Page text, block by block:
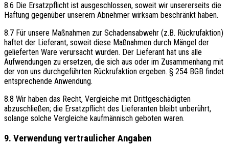
8.6 Die Ersatzpflicht ist ausgeschlossen, soweit wir unsererseits die
Haftung gegenüber unserem Abnehmer wirksam beschränkt haben.
8.7 Für unsere Maßnahmen zur Schadensabwehr (z.B. Rückrufaktion)
haftet der Lieferant, soweit diese Maßnahmen durch Mängel der
gelieferten Ware verursacht wurden. Der Lieferant hat uns alle
Aufwendungen zu ersetzen, die sich aus oder im Zusammenhang mit
der von uns durchgeführten Rückrufaktion ergeben. § 254 BGB findet
entsprechende Anwendung.
8.8 Wir haben das Recht, Vergleiche mit Drittgeschädigten
abzuschließen; die Ersatzpflicht des Lieferanten bleibt unberührt,
solange solche Vergleiche kaufmännisch geboten waren.
9. Verwendung vertraulicher Angaben